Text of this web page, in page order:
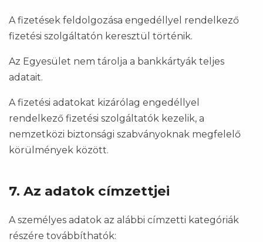
A fizetések feldolgozása engedéllyel rendelkező
fizetési szolgáltatón keresztül történik.
Az Egyesület nem tárolja a bankkártyák teljes
adatait.
A fizetési adatokat kizárólag engedéllyel
rendelkező fizetési szolgáltatók kezelik, a
nemzetközi biztonsági szabványoknak megfelelő
körülmények között.
7. Az adatok címzettjei
A személyes adatok az alábbi címzetti kategóriák
részére továbbíthatók: